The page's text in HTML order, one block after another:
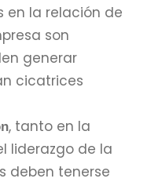
en la relación de
son
generar
cicatrices
, tanto en la
liderazgo de la
deben tenerse